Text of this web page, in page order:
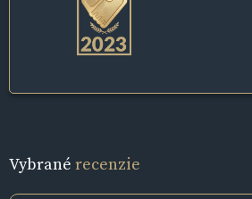
Vybrané recenzie